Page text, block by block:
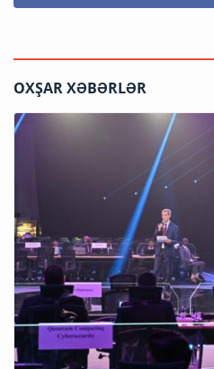
OXŞAR XƏBƏRLƏR